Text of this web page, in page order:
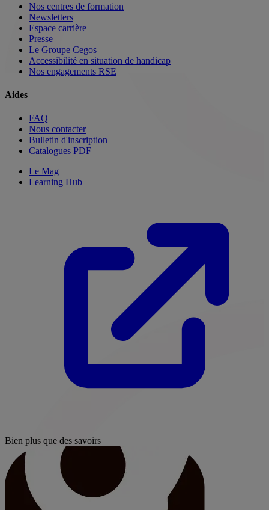
Nos centres de formation
Newsletters
Espace carrière
Presse
Le Groupe Cegos
Accessibilité en situation de handicap
Nos engagements RSE
Aides
FAQ
Nous contacter
Bulletin d'inscription
Catalogues PDF
Le Mag
Learning Hub
Bien plus que des savoirs